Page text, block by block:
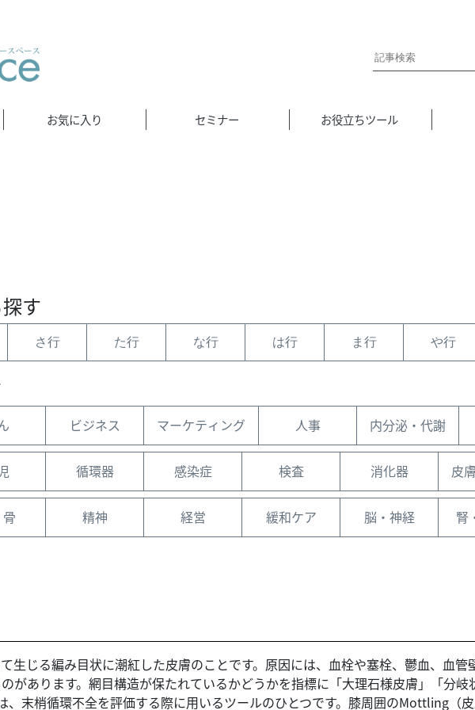
お気に入り セミナー お役立ちツール
す
さ行 た行 な行 は行 ま行 や行
ビジネス マーケティング 人事 内分泌・代謝
循環器 感染症 検査 消化器 皮
精神 経営 緩和ケア 脳・神経 腎
生じる編み目状に潮紅した皮膚のことです。原因には、血栓や塞栓、鬱血、血
があります。網目構造が保たれているかどうかを指標に「大理石様皮膚」「分
末梢循環不全を評価する際に用いるツールのひとつです。膝周囲のMottling（